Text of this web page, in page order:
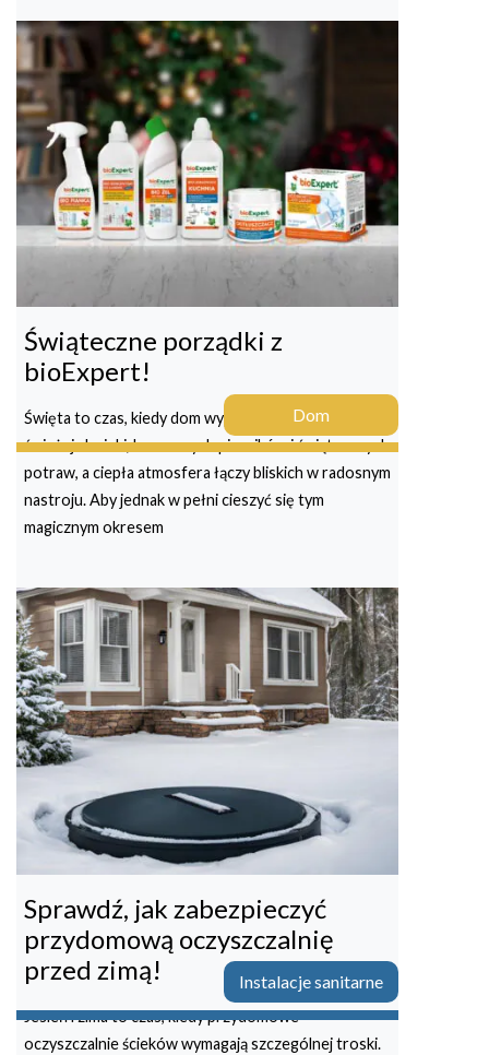
Dom
Świąteczne porządki z
bioExpert!
Święta to czas, kiedy dom wypełniają aromaty
świeżej choinki, korzennych pierników i świątecznych
potraw, a ciepła atmosfera łączy bliskich w radosnym
nastroju. Aby jednak w pełni cieszyć się tym
magicznym okresem
Instalacje sanitarne
Sprawdź, jak zabezpieczyć
przydomową oczyszczalnię
przed zimą!
Jesień i zima to czas, kiedy przydomowe
oczyszczalnie ścieków wymagają szczególnej troski.